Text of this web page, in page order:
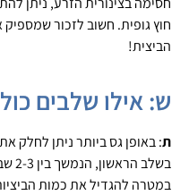
חוץ גופית. חשוב לזכור
הביצית!
ש: אילו שלבים
ת: באופן גס ביותר ניתן לחלק
במטרה להגדיל את כמות